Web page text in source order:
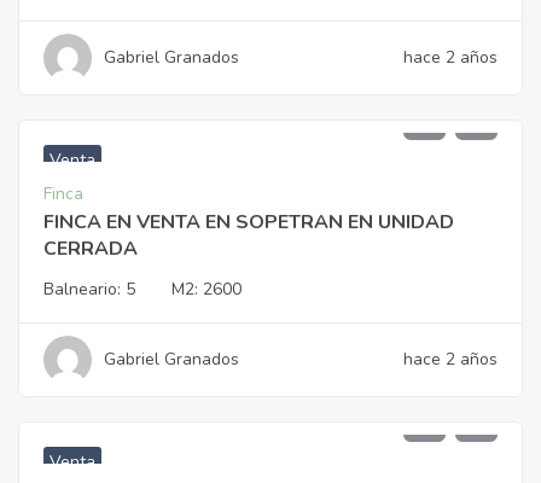
Gabriel Granados hace 2 años
Venta
Finca
FINCA EN VENTA EN SOPETRAN EN UNIDAD
CERRADA
Balneario: 5 M2: 2600
Gabriel Granados hace 2 años
Venta